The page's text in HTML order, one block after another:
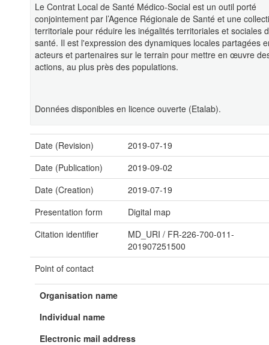
Le Contrat Local de Santé Médico-Social est un outil porté
conjointement par l’Agence Régionale de Santé et une
territoriale pour réduire les inégalités territoriales et sociales
santé. Il est l'expression des dynamiques locales partagées
acteurs et partenaires sur le terrain pour mettre en œuvre
actions, au plus près des populations.
Données disponibles en licence ouverte (Etalab).
Date (Revision)
2019-07-19
Date (Publication)
2019-09-02
Date (Creation)
2019-07-19
Presentation form
Digital map
Citation identifier
MD_URI / FR-226-700-011-
201907251500
Point of contact
Organisation name
Individual name
Electronic mail address